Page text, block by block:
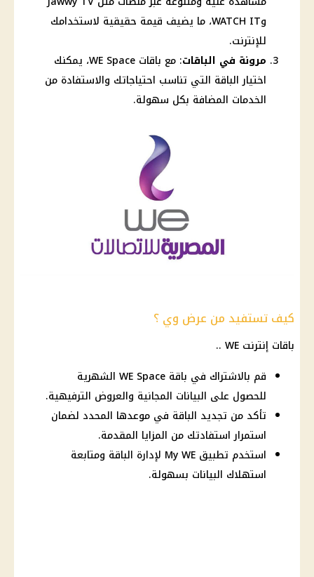
وWATCH IT، ما يضيف قيمة حقيقية لاستخدامك
للإنترنت.
مرونة في الباقات
: مع باقات WE Space، يمكنك
اختيار الباقة التي تناسب احتياجاتك والاستفادة من
الخدمات المضافة بكل سهولة.
كيف تستفيد من عرض وي ؟
باقات إنترنت
قم بالاشتراك في باقة WE Space الشهرية
للحصول على البيانات المجانية والعروض الترفيهية.
تأكد من تجديد الباقة في موعدها المحدد لضمان
استمرار استفادتك من المزايا المقدمة.
استخدم تطبيق My WE لإدارة الباقة ومتابعة
استهلاك البيانات بسهولة.